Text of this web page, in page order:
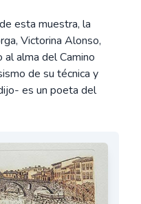
esta muestra, la
Victorina Alonso,
alma del Camino
de su técnica y
es un poeta del